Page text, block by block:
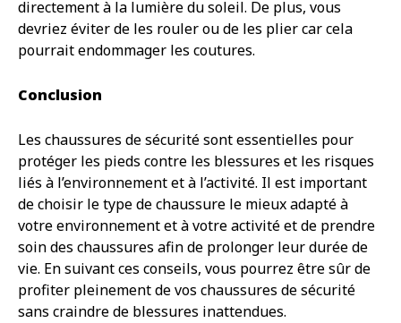
directement à la lumière du soleil. De plus, vous
devriez éviter de les rouler ou de les plier car cela
pourrait endommager les coutures.
Conclusion
Les chaussures de sécurité sont essentielles pour
protéger les pieds contre les blessures et les risques
liés à l’environnement et à l’activité. Il est important
de choisir le type de chaussure le mieux adapté à
votre environnement et à votre activité et de prendre
soin des chaussures afin de prolonger leur durée de
vie. En suivant ces conseils, vous pourrez être sûr de
profiter pleinement de vos chaussures de sécurité
sans craindre de blessures inattendues.